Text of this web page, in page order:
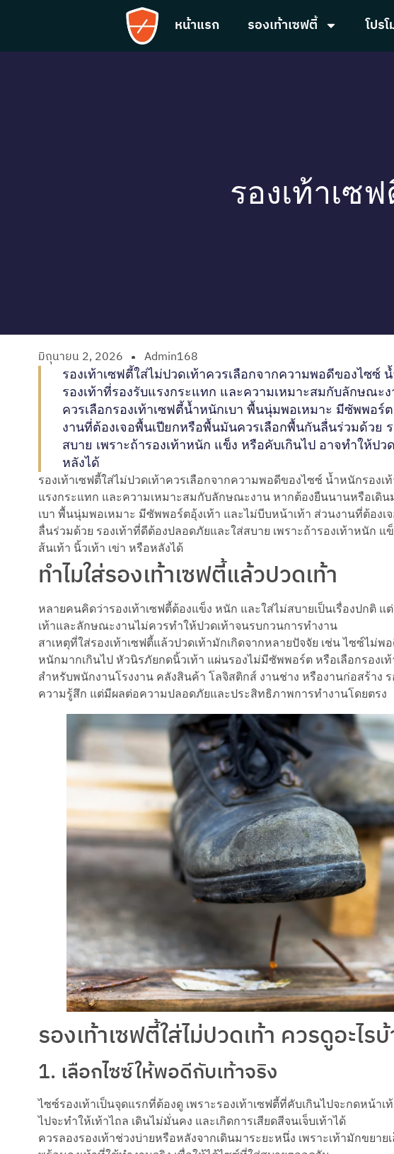
หน้าแรก รองเท้าเซฟตี้ โปร
รองเท้าเซ
มิถุนายน 2, 2026 Admin168
รองเท้าเซฟตี้ใส่ไม่ปวดเท้าควรเลือกจากความพอดีของไซซ์
รองเท้าที่รองรับแรงกระแทก และความเหมาะสมกับลักษณะ
ควรเลือกรองเท้าเซฟตี้น้ำหนักเบา พื้นนุ่มพอเหมาะ มีซัพพอร์
งานที่ต้องเจอพื้นเปียกหรือพื้นมันควรเลือกพื้นกันลื่นร่วมด้วย
สบาย เพราะถ้ารองเท้าหนัก แข็ง หรือคับเกินไป อาจทำให้ปว
หลังได้
รองเท้าเซฟตี้ใส่ไม่ปวดเท้าควรเลือกจากความพอดีของไซซ์ น้ำหนักรองเ
แรงกระแทก และความเหมาะสมกับลักษณะงาน หากต้องยืนนานหรือเดิน
เบา พื้นนุ่มพอเหมาะ มีซัพพอร์ตอุ้งเท้า และไม่บีบหน้าเท้า ส่วนงานที่ต้อง
ลื่นร่วมด้วย รองเท้าที่ดีต้องปลอดภัยและใส่สบาย เพราะถ้ารองเท้าหนัก แ
ส้นเท้า นิ้วเท้า เข่า หรือหลังได้
ทำไมใส่รองเท้าเซฟตี้แล้วปวดเท้า
หลายคนคิดว่ารองเท้าเซฟตี้ต้องแข็ง หนัก และใส่ไม่สบายเป็นเรื่องปกติ แ
เท้าและลักษณะงานไม่ควรทำให้ปวดเท้าจนรบกวนการทำงาน
สาเหตุที่ใส่รองเท้าเซฟตี้แล้วปวดเท้ามักเกิดจากหลายปัจจัย เช่น ไซซ์ไม่พ
หนักมากเกินไป หัวนิรภัยกดนิ้วเท้า แผ่นรองไม่มีซัพพอร์ต หรือเลือกรองเ
สำหรับพนักงานโรงงาน คลังสินค้า โลจิสติกส์ งานช่าง หรืองานก่อสร้าง ร
ความรู้สึก แต่มีผลต่อความปลอดภัยและประสิทธิภาพการทำงานโดยตรง
รองเท้าเซฟตี้ใส่ไม่ปวดเท้า ควรดูอะไร
1. เลือกไซซ์ให้พอดีกับเท้าจริง
ไซซ์รองเท้าเป็นจุดแรกที่ต้องดู เพราะรองเท้าเซฟตี้ที่คับเกินไปจะกดหน้า
ไปจะทำให้เท้าไถล เดินไม่มั่นคง และเกิดการเสียดสีจนเจ็บเท้าได้
ควรลองรองเท้าช่วงบ่ายหรือหลังจากเดินมาระยะหนึ่ง เพราะเท้ามักขยา